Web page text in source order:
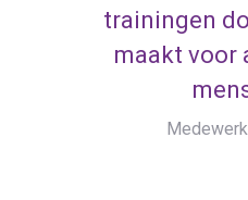
trainingen
maakt voor